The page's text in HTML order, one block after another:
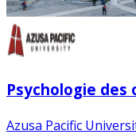
Psychologie des
Azusa Pacific